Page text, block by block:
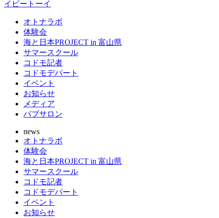
オトナラボ
体験会
海と日本PROJECT in 富山県
サマースクール
コドモ記者
コドモデパート
イベント
お知らせ
メディア
バブサロン
news
オトナラボ
体験会
海と日本PROJECT in 富山県
サマースクール
コドモ記者
コドモデパート
イベント
お知らせ